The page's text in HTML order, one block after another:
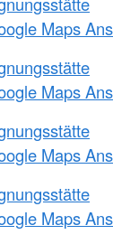
Maps
Maps
Maps
Maps